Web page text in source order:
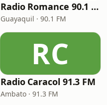
Radio Romance 90.1 FM
Guayaquil · 90.1 FM
RC
Radio Caracol 91.3 FM
Ambato · 91.3 FM